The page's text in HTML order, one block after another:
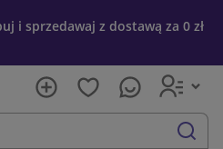
i sprzedawaj z dostawą za 0 zł
szukaj